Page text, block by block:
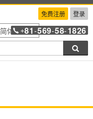
免费注册 登录
简体中文
+81 -569-58-1826